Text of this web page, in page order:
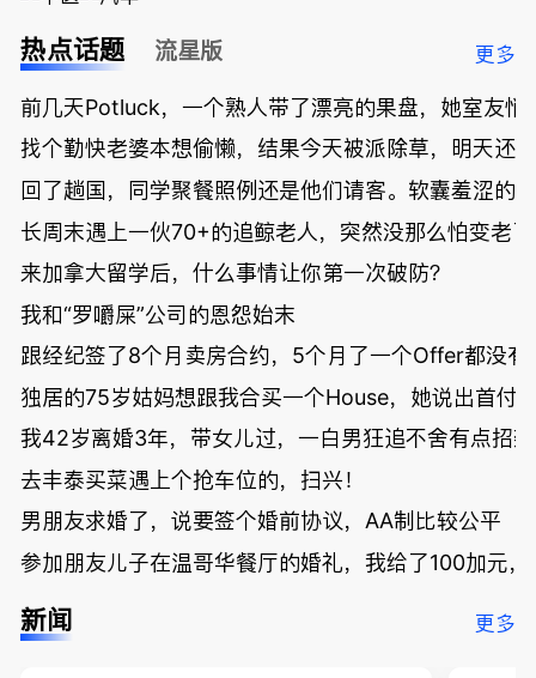
热点话题 流星版 更多
前几天Potluck，一个熟人带了漂亮的果盘，她室友悄
找个勤快老婆本想偷懒，结果今天被派除草，明天还
回了趟国，同学聚餐照例还是他们请客。软囊羞涩的
长周末遇上一伙70+的追鲸老人，突然没那么怕变老了
来加拿大留学后，什么事情让你第一次破防？
我和“罗嚼屎”公司的恩怨始末
跟经纪签了8个月卖房合约，5个月了一个Offer都没有
独居的75岁姑妈想跟我合买一个House，她说出首付
我42岁离婚3年，带女儿过，一白男狂追不舍有点招
去丰泰买菜遇上个抢车位的，扫兴！
男朋友求婚了，说要签个婚前协议，AA制比较公平
参加朋友儿子在温哥华餐厅的婚礼，我给了100加元，
新闻 更多